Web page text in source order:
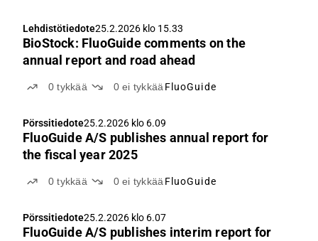
Lehdistötiedote25.2.2026 klo 15.33
BioStock: FluoGuide comments on the
annual report and road ahead
0tykkää 0ei tykkää FluoGuide
Pörssitiedote25.2.2026 klo 6.09
FluoGuide A/S publishes annual report for
the fiscal year 2025
0tykkää 0ei tykkää FluoGuide
Pörssitiedote25.2.2026 klo 6.07
FluoGuide A/S publishes interim report for